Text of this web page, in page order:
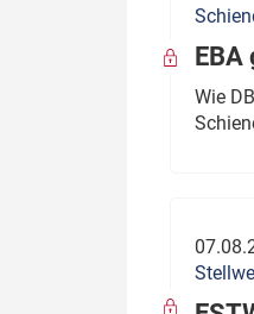
Politik
wen?
EBA
Wie